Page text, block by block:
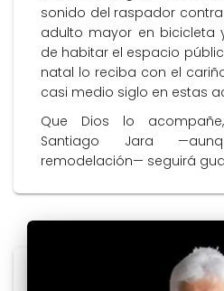
sonido del raspador
adulto mayor en bicicleta
de habitar el espacio
natal lo reciba con el
casi medio siglo en estas
Que Dios lo
Santiago Jara
remodelación— seguirá